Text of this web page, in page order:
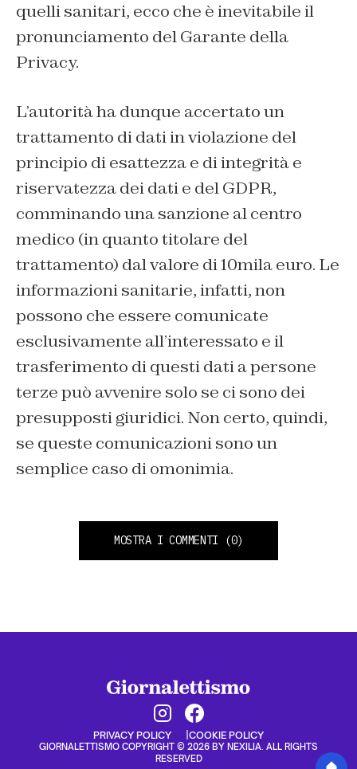
quelli sanitari, ecco che è inevitabile il
pronunciamento del Garante della
Privacy.
L’autorità ha dunque accertato un
trattamento di dati in violazione del
principio di esattezza e di integrità e
riservatezza dei dati e del GDPR,
comminando una sanzione al centro
medico (in quanto titolare del
trattamento) dal valore di 10mila euro. Le
informazioni sanitarie, infatti, non
possono che essere comunicate
esclusivamente all’interessato e il
trasferimento di questi dati a persone
terze può avvenire solo se ci sono dei
presupposti giuridici. Non certo, quindi,
se queste comunicazioni sono un
semplice caso di omonimia.
MOSTRA I COMMENTI (0)
PRIVACY POLICY COOKIE POLICY
GIORNALETTISMO COPYRIGHT © 2026 BY NEXILIA. ALL RIGHTS
RESERVED